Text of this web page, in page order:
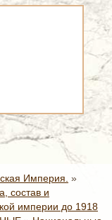
Империя. »
состав и
империи до 1918